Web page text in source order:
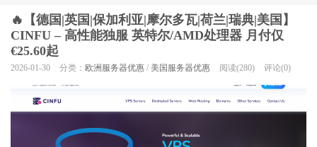
🔥【德国|英国|保加利亚|摩尔多瓦|荷兰|瑞典|美国】
CINFU – 高性能独服 英特尔/AMD处理器 月付仅
€25.60起
2026-01-30 分类： 欧洲服务器优惠 / 美国服务器优惠 阅读(280) 评论(0)